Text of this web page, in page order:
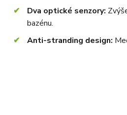
Dva optické senzory:
bazénu.
Anti-stranding design: